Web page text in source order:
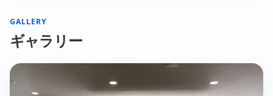
GALLERY
ギャラリー